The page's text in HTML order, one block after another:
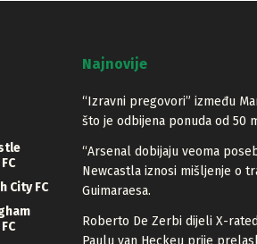
City FC
Najnovije
“Izravni pregovori” između
što je odbijena ponuda od 50
“Arsenal dobijaju veoma
Newcastla iznosi mišljenje o
Guimaraesa.
Roberto De Zerbi dijeli X-
Paulu van Heckeu prije